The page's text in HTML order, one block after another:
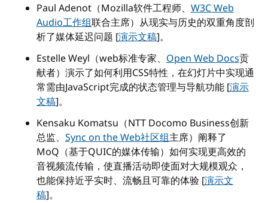
Paul Adenot（Mozilla软件工程师、W3C Web
Audio工作组联合主席）从现实与历史的双重角度剖
析了媒体延迟问题 [演示文稿]。
Estelle Weyl（web标准专家、Open Web Docs贡
献者）演示了如何利用CSS特性，在幻灯片中实现通
常需由JavaScript完成的状态管理与导航功能 [演示
文稿]。
Kensaku Komatsu（NTT Docomo Business创新
总监、Sync on the Web社区组主席）阐释了
MoQ（基于QUIC的媒体传输）如何实现更高效的
音视频流传输，使直播活动即使面对大规模观众，
也能保持近乎实时、流畅且可靠的体验 [演示文
稿]。